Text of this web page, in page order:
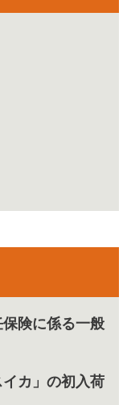
険に係る一般
カ」の初入荷